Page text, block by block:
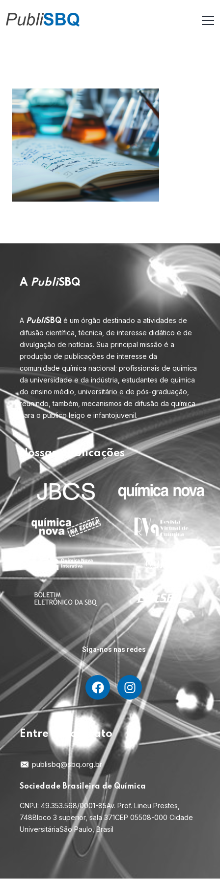
A PubliSBQ
A PubliSBQ é um órgão destinado a atividades de
difusão científica, técnica, de interesse didático e de
divulgação de notícias. Sua principal missão é a
produção de publicações de interesse da
comunidade química nacional: profissionais de química
da universidade e da indústria, estudantes de química
do ensino médio, universitário e de pós-graduação,
reunindo, também, mecanismos de difusão da química
para o público leigo e infantojuvenil.
Nossas publicações
Siga-nos nas redes
Entre em contato
publisbq@sbq.org.br
Sociedade Brasileira de Química
CNPJ: 49.353.568/0001-85Av. Prof. Lineu Prestes,
748Bloco 3 superior, sala 371CEP 05508-000 Cidade
UniversitáriaSão Paulo, Brasil